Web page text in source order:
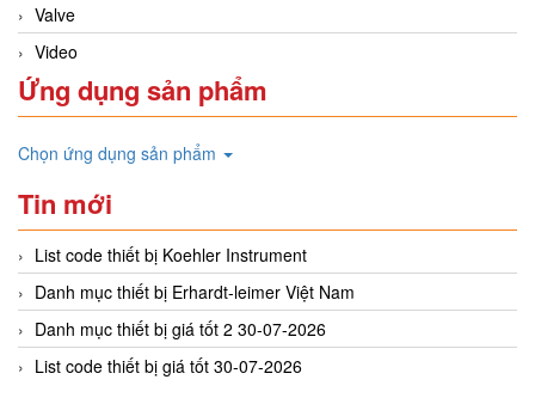
Valve
Video
Ứng dụng sản phẩm
Chọn ứng dụng sản phẩm
Tin mới
List code thiết bị Koehler Instrument
Danh mục thiết bị Erhardt-leimer Việt Nam
Danh mục thiết bị giá tốt 2 30-07-2026
List code thiết bị giá tốt 30-07-2026